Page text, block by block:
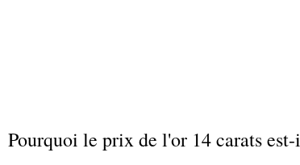
Pourquoi le prix de l'or 14 carats